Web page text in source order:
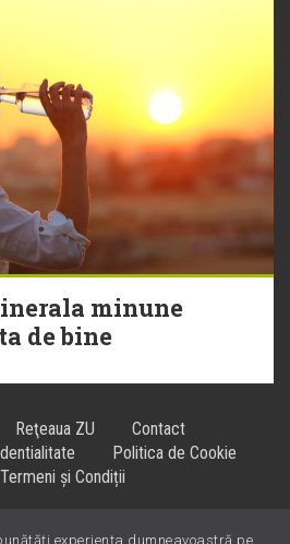
minune
de bine
Reţeaua ZU
Contact
Politica de Cookie
Termeni și Condiții
experiența dumneavoastră pe